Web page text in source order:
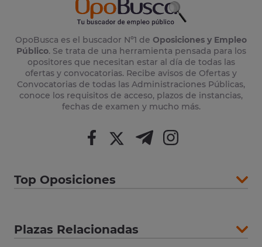
OpoBusca es el buscador Nº1 de Oposiciones y Empleo
Público. Se trata de una herramienta pensada para los
opositores que necesitan estar al día de todas las
ofertas y convocatorias. Recibe avisos de Ofertas y
Convocatorias de todas las Administraciones Públicas,
conoce los requisitos de acceso, plazos de instancias,
fechas de examen y mucho más.
Top Oposiciones
Plazas Relacionadas